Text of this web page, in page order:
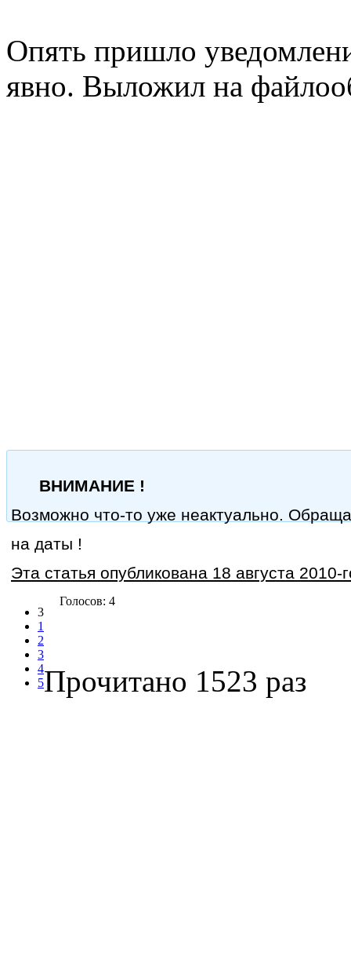
Опять пришло
явно. Выложил на
ВНИМАНИЕ !
Возможно что-то уже неактуально.
на даты !
Эта статья опубликована 18 августа 2010-
3
1
2
3
4
5
Голосов: 4
Прочитано 1523 раз